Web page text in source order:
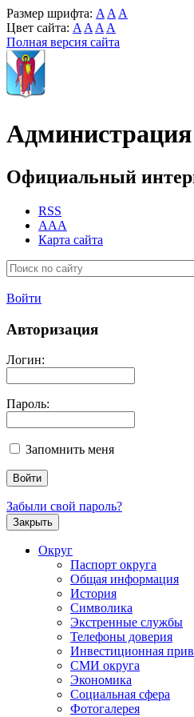
Размер шрифта: A A A
Цвет сайта: A A A A
Полная версия сайта
Официальный
RSS
AAA
Карта сайта
Войти
Авторизация
Логин:
Пароль:
Запомнить меня
Забыли свой пароль?
Закрыть
Округ
Паспорт округа
Общая информация
История
Символика
Экстренные службы
Телефоны доверия
Инвестиционная
СМИ округа
Экономика
Социальная сфера
Фотогалерея